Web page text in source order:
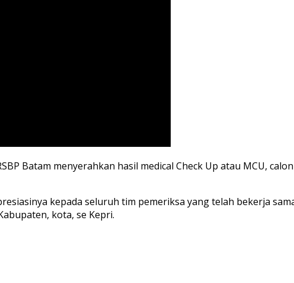
Batam menyerahkan hasil medical Check Up atau MCU,
kepada seluruh tim pemeriksa yang telah bekerja
kota, se Kepri.